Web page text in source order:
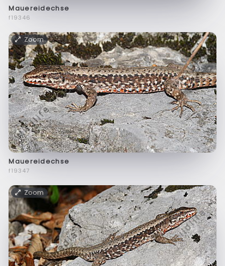
Mauereidechse
f19346
Zoom
Mauereidechse
f19347
Zoom